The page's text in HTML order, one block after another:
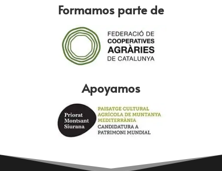
Formamos parte de
Apoyamos